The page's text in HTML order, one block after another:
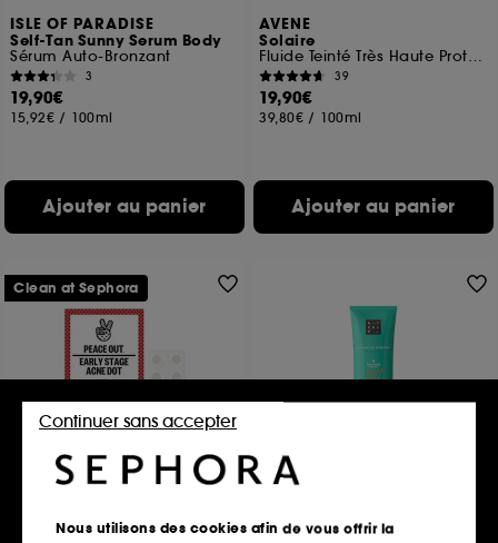
ISLE OF PARADISE
Self-Tan Sunny Serum Body
Sérum Auto-Bronzant
3
19,90€
15,92€ / 100ml
Ajouter au panier
AVENE
Solaire
Fluide Teinté Très Haute Protection SPF50+
39
19,90€
39,80€ / 100ml
Ajouter au panier
PEACE OUT SKINCARE
Imperfection dots
Clean at Sephora
RITUALS
The Ritual of Karma
Nous utilisons des cookies afin de vous offrir la
Continuer sans accepter